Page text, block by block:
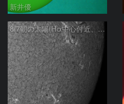
新井優
8/7朝の太陽(Hα中心付近、4498、4502付近)